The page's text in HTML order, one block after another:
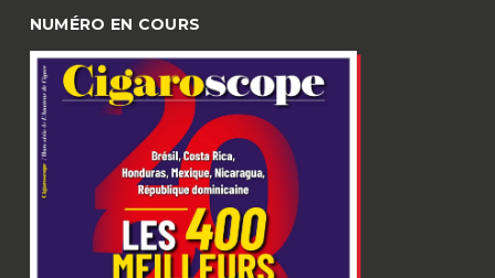
NUMÉRO EN COURS